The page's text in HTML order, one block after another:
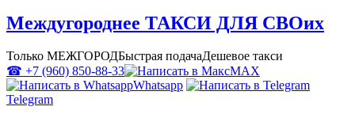
Междугороднее ТАКСИ ДЛЯ СВОих
Только МЕЖГОРОДБыстрая подачаДешевое такси
☎ +7 (960) 850-88-33
MAX
Whatsapp
Telegram